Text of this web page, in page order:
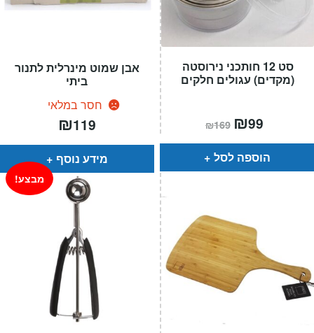
אבן שמוט מינרלית לתנור
ביתי
חסר במלאי
₪119
מידע נוסף
סט 12 חותכני נירוסטה
(מקדים) עגולים חלקים
₪169 המחיר
המקורי
היה:
₪169.
₪99
הוא:
הוספה לסל
מבצע!